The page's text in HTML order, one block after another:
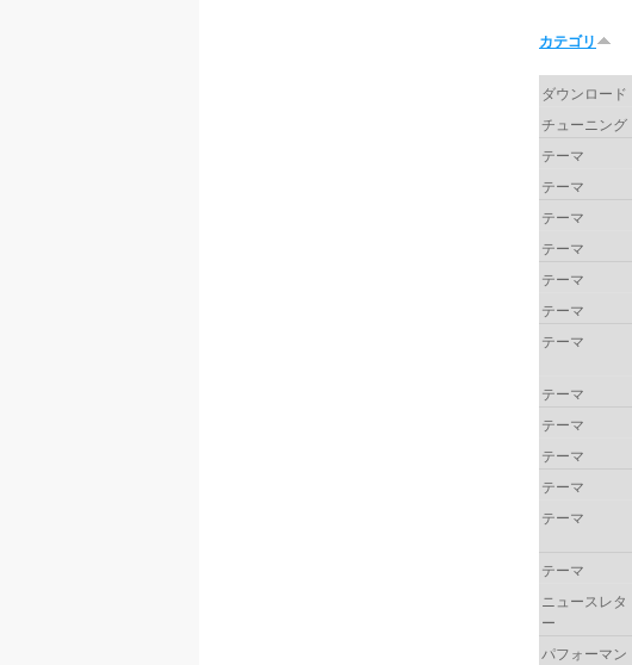
カテゴリ
ダウンロード
チューニング
テーマ
テーマ
テーマ
テーマ
テーマ
テーマ
テーマ
テーマ
テーマ
テーマ
テーマ
テーマ
テーマ
ニュースレタ
ー
パフォーマン